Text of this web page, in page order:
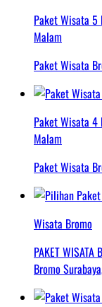
Paket Wisata 5
Malam
Paket Wisata
Paket Wisata 4
Malam
Paket Wisata
Wisata Bromo
PAKET
Bromo